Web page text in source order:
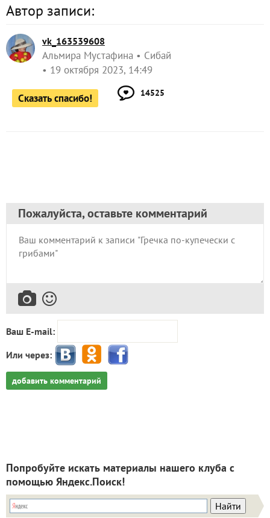
Автор записи:
vk_163539608
Альмира Мустафина
Сибай
19 октября 2023, 14:49
Сказать спасибо! 14525
Пожалуйста, оставьте комментарий
Ваш E-mail:
Или через:
добавить комментарий
Попробуйте искать материалы нашего клуба с
помощью Яндекс.Поиск!